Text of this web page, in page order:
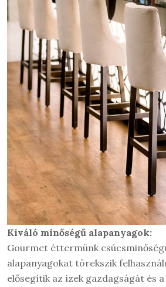
Kiváló minőségű alapanyagok:
Gourmet éttermünk
alapanyagokat törekszik
elősegítik az ízek gazdagságát és